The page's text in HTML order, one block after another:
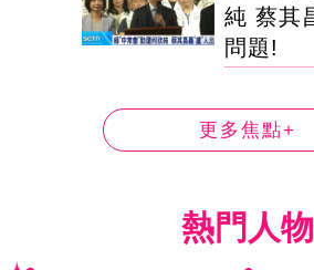
純 蔡其
問題!
更多焦點+
熱門人物